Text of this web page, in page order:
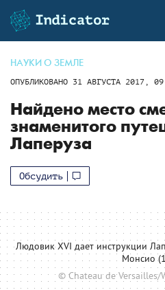
НАУКИ О ЗЕМЛЕ
ОПУБЛИКОВАНО 31 АВГУСТА 2017,
Найдено место
знаменитого
Лаперуза
Обсудить
Людовик XVI дает инструкции
Монсио
© Chateau de Versailles/